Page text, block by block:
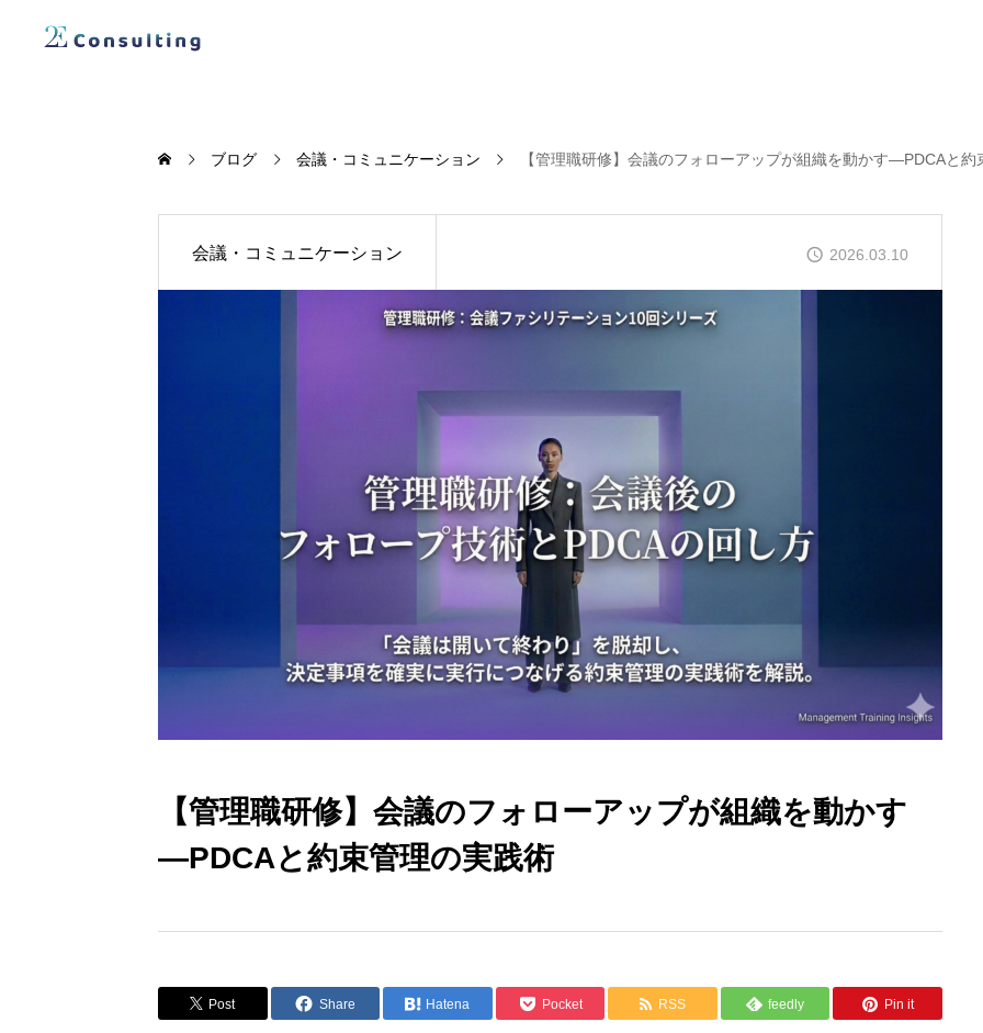
ブログ 会議・コミュニケーション 【管理職研修】会議のフォローアップが組織を動かす―PDCAと約
会議・コミュニケーション 2026.03.10
【管理職研修】会議のフォローアップが組織を動かす
―PDCAと約束管理の実践術
Post Share Hatena Pocket RSS feedly Pin it